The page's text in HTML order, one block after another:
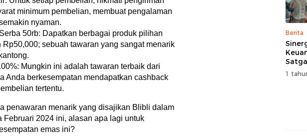
minimum pembelian, membuat pengalaman
nyaman.
50rb: Dapatkan berbagai produk pilihan
Rp50,000; sebuah tawaran yang sangat menarik
Mungkin ini adalah tawaran terbaik dari
Anda berkesempatan mendapatkan cashback
tertentu.
penawaran menarik yang disajikan Blibli dalam
Februari 2024 ini, alasan apa lagi untuk
emas ini?
Berita
1